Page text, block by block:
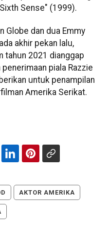
Sense" (1999).
Globe dan dua Emmy
akhir pekan lalu,
tahun 2021 dianggap
piala Razzie
untuk penampilan
Amerika Serikat.
AKTOR AMERIKA